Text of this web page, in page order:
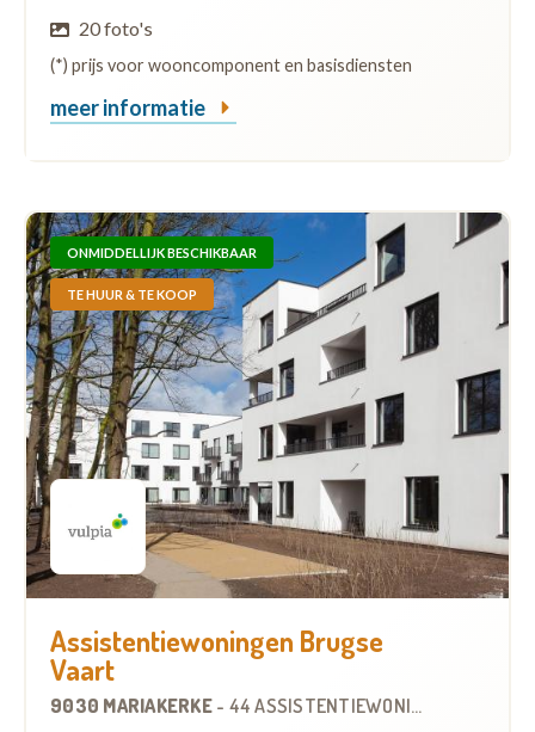
20 foto's
(*) prijs voor wooncomponent en basisdiensten
meer informatie
ONMIDDELLIJK BESCHIKBAAR
TE HUUR & TE KOOP
Assistentiewoningen Brugse
Vaart
9030 MARIAKERKE - 44 ASSISTENTIEWONINGEN